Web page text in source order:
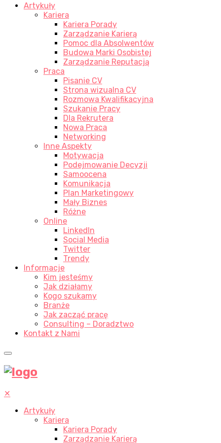
Artykuły
Kariera
Kariera Porady
Zarządzanie Karierą
Pomoc dla Absolwentów
Budowa Marki Osobistej
Zarządzanie Reputacją
Praca
Pisanie CV
Strona wizualna CV
Rozmowa Kwalifikacyjna
Szukanie Pracy
Dla Rekrutera
Nowa Praca
Networking
Inne Aspekty
Motywacja
Podejmowanie Decyzji
Samoocena
Komunikacja
Plan Marketingowy
Mały Biznes
Różne
Online
LinkedIn
Social Media
Twitter
Trendy
Informacje
Kim jesteśmy
Jak działamy
Kogo szukamy
Branże
Jak zacząć pracę
Consulting – Doradztwo
Kontakt z Nami
✕
Artykuły
Kariera
Kariera Porady
Zarządzanie Karierą